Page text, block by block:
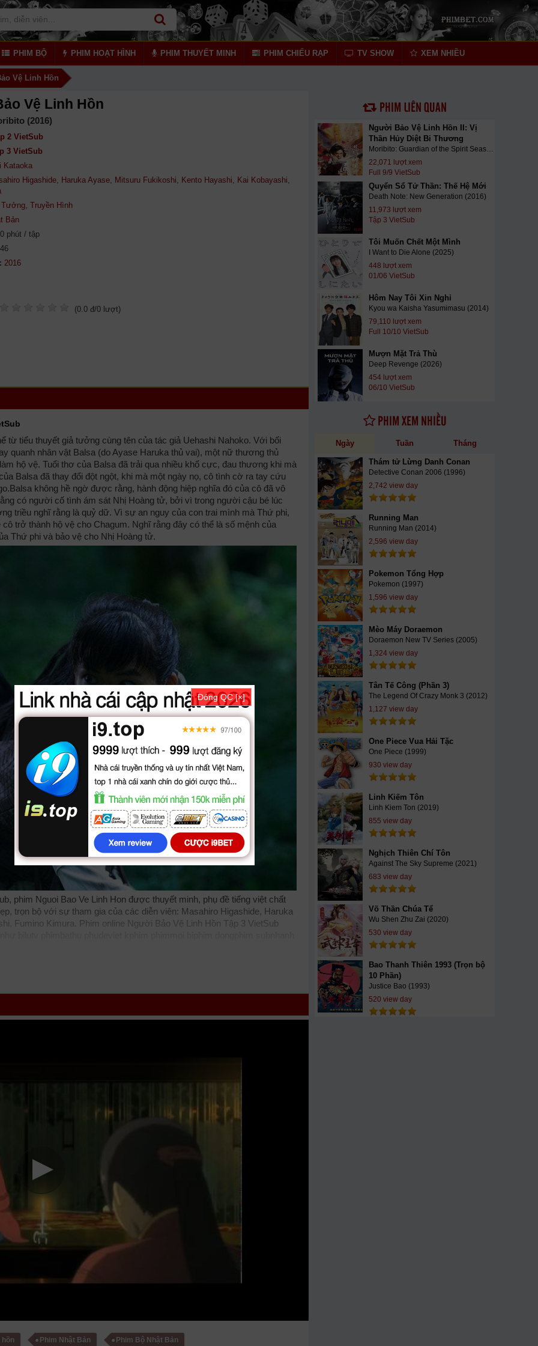
PHIM BỘ PHIM HOẠT HÌNH PHIM THUYẾT MINH PHIM CHIẾU RẠP TV SHOW XEM NHIỀU
Vệ Linh Hồn
Vệ Linh Hồn
(2016)
2 VietSub
3 VietSub
Kataoka
Higashide, Haruka Ayase, Mitsuru Fukikoshi, Kento Hayashi, Kai Kobayashi,
Tưởng, Truyền Hình
Bản
phút / tập
(0.0 đ/0 lượt)
từ tiểu thuyết giả tưởng cùng tên của tác giả Uehashi Nahoko. Với bối
quanh nhân vật Balsa (do Ayase Haruka thủ vai), một nữ thương thủ
hộ vệ. Tuổi thơ của Balsa đã trải qua nhiều khổ cực, đau thương khi mà
Balsa đã thay đổi đột ngột, khi mà một ngày nọ, cô tình cờ ra tay cứu
không hề ngờ được rằng, hành động hiệp nghĩa đó của cô đã vô
có người cố tình ám sát Nhị Hoàng tử, bởi vì trong người cậu bé lúc
triều nghĩ rằng là quỷ dữ. Vì sự an nguy của con trai mình mà Thứ phi,
trở thành hộ vệ cho Chagum. Nghĩ rằng đây có thể là số mệnh của
Thứ phi và bảo vệ cho Nhị Hoàng tử.
phim Nguoi Bao Ve Linh Hon được thuyết minh, phụ đề tiếng việt chất
trọn bộ với sự tham gia của các diễn viên: Masahiro Higashide, Haruka
Fumino Kimura. Phim online Người Bảo Vệ Linh Hồn Tập 3 VietSub
Viễn Tưởng, Truyền Hình cập nhật phụ đề Vietsub nhanh nhất, xem
Người Bảo Vệ Linh Hồn vtv HTV SCTV GOTV FullHD mới nhất. Mời
3 VietSub
Phim Nhật Bản Phim Bộ Nhật Bản
PHIM LIÊN QUAN
Người Bảo Vệ Linh Hồn II: Vị
Thần Hủy Diệt Bi Thương
Moribito: Guardian of the Spirit Season 2 (2017)
22,071 lượt xem
Full 9/9 VietSub
Quyển Sổ Tử Thần: Thế Hệ Mới
Death Note: New Generation (2016)
11,973 lượt xem
Tập 3 VietSub
Tôi Muốn Chết Một Mình
I Want to Die Alone (2025)
448 lượt xem
01/06 VietSub
Hôm Nay Tôi Xin Nghỉ
Kyou wa Kaisha Yasumimasu (2014)
79,110 lượt xem
Full 10/10 VietSub
Mượn Mặt Trả Thù
Deep Revenge (2026)
454 lượt xem
06/10 VietSub
PHIM XEM NHIỀU
Ngày Tuần Tháng
Thám tử Lừng Danh Conan
Detective Conan 2006 (1996)
2,742 view day
Running Man
Running Man (2014)
2,596 view day
Pokemon Tổng Hợp
Pokemon (1997)
1,596 view day
Mèo Máy Doraemon
Doraemon New TV Series (2005)
1,324 view day
Tân Tế Công (Phần 3)
The Legend Of Crazy Monk 3 (2012)
1,127 view day
One Piece Vua Hải Tặc
One Piece (1999)
930 view day
Linh Kiếm Tôn
Linh Kiem Ton (2019)
855 view day
Nghịch Thiên Chí Tôn
Against The Sky Supreme (2021)
683 view day
Võ Thần Chúa Tể
Wu Shen Zhu Zai (2020)
530 view day
Bao Thanh Thiên 1993 (Trọn bộ
10 Phần)
Justice Bao (1993)
520 view day
Đóng QC [×]